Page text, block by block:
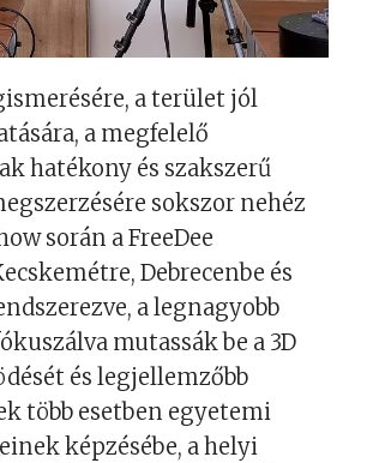
a terület jól
a megfelelő
hatékony és szakszerű
sokszor nehéz
során a FreeDee
Debrecenbe és
a legnagyobb
mutassák be a 3D
és legjellemzőbb
több esetben egyetemi
képzésébe, a helyi